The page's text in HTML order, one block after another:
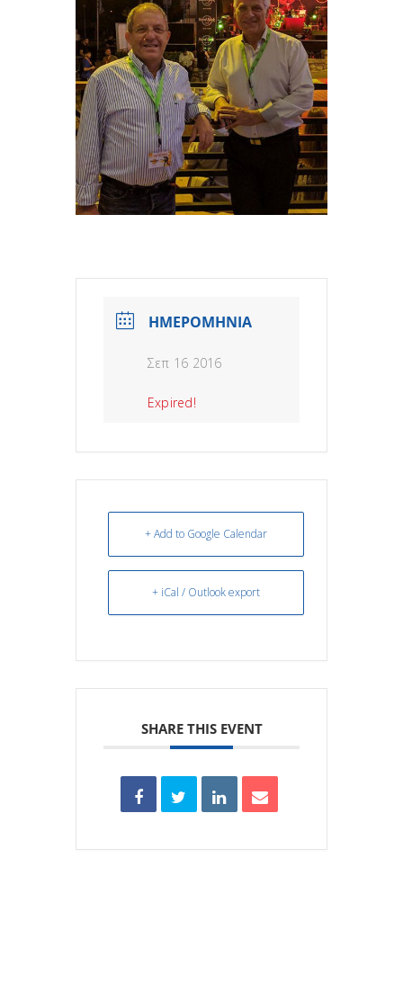
ΗΜΕΡΟΜΗΝΙΑ
Σεπ 16 2016
Expired!
+ Add to Google Calendar
+ iCal / Outlook export
SHARE THIS EVENT